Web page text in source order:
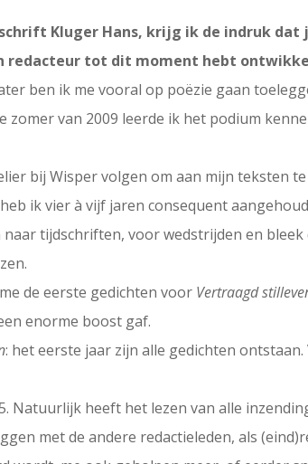
Kluger Hans, krijg ik de indruk
redacteur tot dit moment hebt
ben ik me vooral op poëzie gaan
van 2009 leerde ik het podium
bij Wisper volgen om aan mijn teksten
ik vier à vijf jaren consequent
tijdschriften, voor wedstrijden en
de eerste gedichten voor Vertraagd
enorme boost gaf.
: het eerste jaar zijn alle gedichten
Natuurlijk heeft het lezen van alle
met de andere redactieleden, als